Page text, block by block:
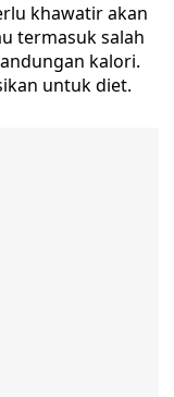
khawatir akan
termasuk salah
kalori.
untuk diet.